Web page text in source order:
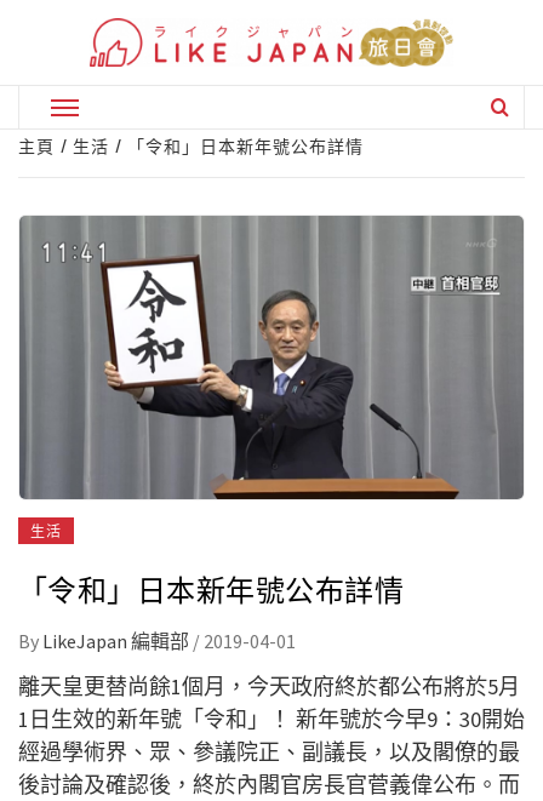
Primary
Menu
主頁 生活 「令和」日本新年號公布詳情
生活
「令和」日本新年號公布詳情
By LikeJapan 編輯部 / 2019-04-01
離天皇更替尚餘1個月，今天政府終於都公布將於5月
1日生效的新年號「令和」！ 新年號於今早9：30開始
經過學術界、眾、參議院正、副議長，以及閣僚的最
後討論及確認後，終於內閣官房長官菅義偉公布。而